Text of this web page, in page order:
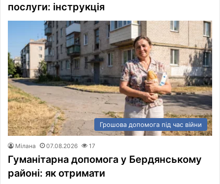
послуги: інструкція
Грошова допомога під час війни
Мілана 07.08.2026 17
Гуманітарна допомога у Бердянському
районі: як отримати